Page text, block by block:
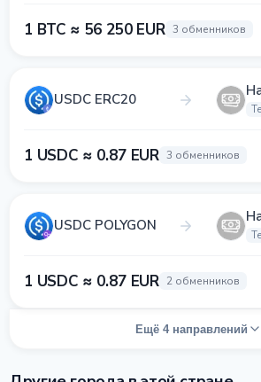
1 BTC ≈ 56 250 EUR 3 обменников
USDC ERC20
1 USDC ≈ 0.87 EUR 3 обменников
USDC POLYGON
1 USDC ≈ 0.87 EUR 2 обменников
Ещё 4 направлений